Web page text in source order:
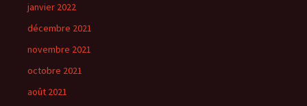
janvier 2022
décembre 2021
novembre 2021
octobre 2021
août 2021